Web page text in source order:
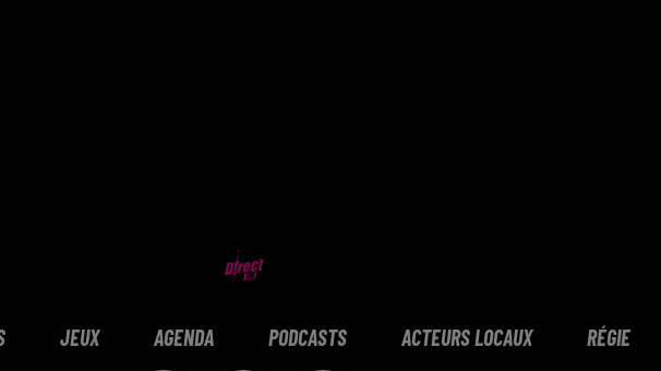
JEUX AGENDA PODCASTS ACTEURS LOCAUX RÉGIE